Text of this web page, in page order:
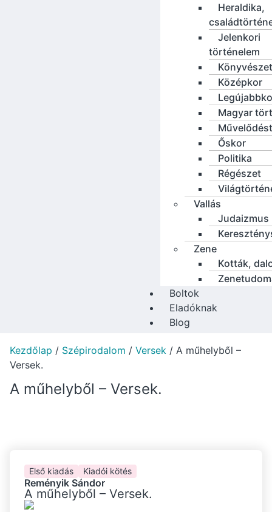
Heraldika,
Jelenkori
történelem
Könyvészet
Középkor
Magyar
Őskor
Politika
Régészet
Vallás
Judaizmus
Zene
Kották,
Boltok
Eladóknak
Blog
Kezdőlap / Szépirodalom / Versek / A műhelyből –
Versek.
A műhelyből – Versek.
Első kiadás Kiadói kötés
Reményik Sándor
A műhelyből – Versek.